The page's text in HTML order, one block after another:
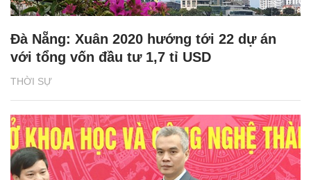
THỜI SỰ
Đà Nẵng: Xuân 2020 hướng tới 22 dự án
với tổng vốn đầu tư 1,7 tỉ USD